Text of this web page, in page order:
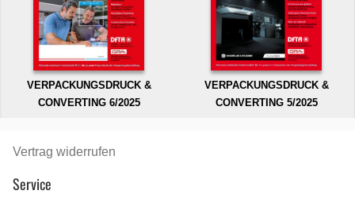
VERPACKUNGSDRUCK &
CONVERTING 6/2025
VERPACKUNGSDRUCK &
CONVERTING 5/2025
Vertrag widerrufen
Service